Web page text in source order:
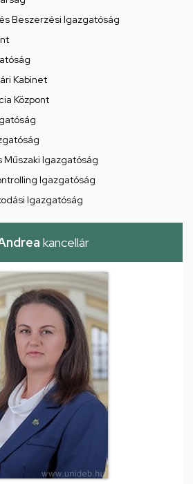
Beszerzési Igazgatóság
Kabinet
Központ
Műszaki Igazgatóság
Igazgatóság
Igazgatóság
kancellár